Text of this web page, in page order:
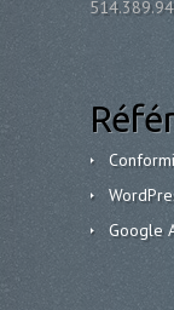
Google